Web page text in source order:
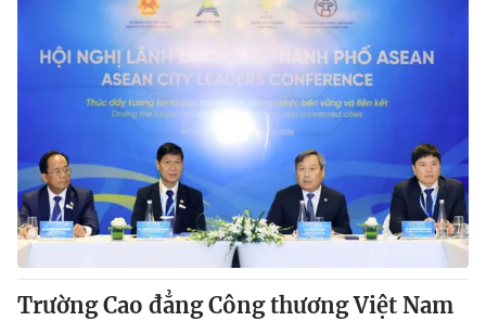
VTV Money VTV Thể thao
VTV Sức khoẻ Bất động sản
Thị trường 24h Tấm lòng Việt
VTV4 Vươn mình bằng AI
VTV9 VTV8
Trường Cao đẳng Công thương Việt Nam